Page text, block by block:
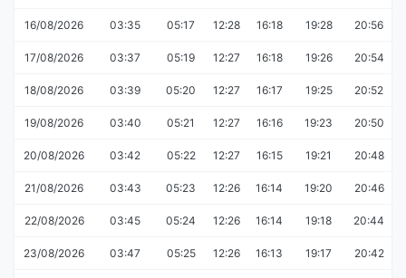
16/08/2026 03:35 05:17 12:28 16:18 19:28 20:56
17/08/2026 03:37 05:19 12:27 16:18 19:26 20:54
18/08/2026 03:39 05:20 12:27 16:17 19:25 20:52
19/08/2026 03:40 05:21 12:27 16:16 19:23 20:50
20/08/2026 03:42 05:22 12:27 16:15 19:21 20:48
21/08/2026 03:43 05:23 12:26 16:14 19:20 20:46
22/08/2026 03:45 05:24 12:26 16:14 19:18 20:44
23/08/2026 03:47 05:25 12:26 16:13 19:17 20:42